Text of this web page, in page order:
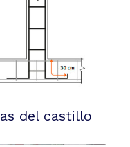
del castillo